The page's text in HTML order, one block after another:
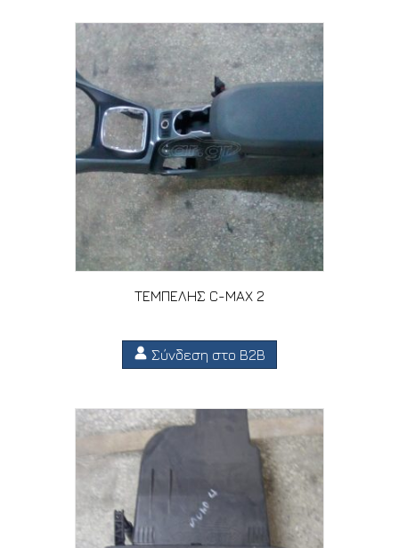
ΤΕΜΠΕΛΗΣ C-MAX 2
Σύνδεση στο B2B